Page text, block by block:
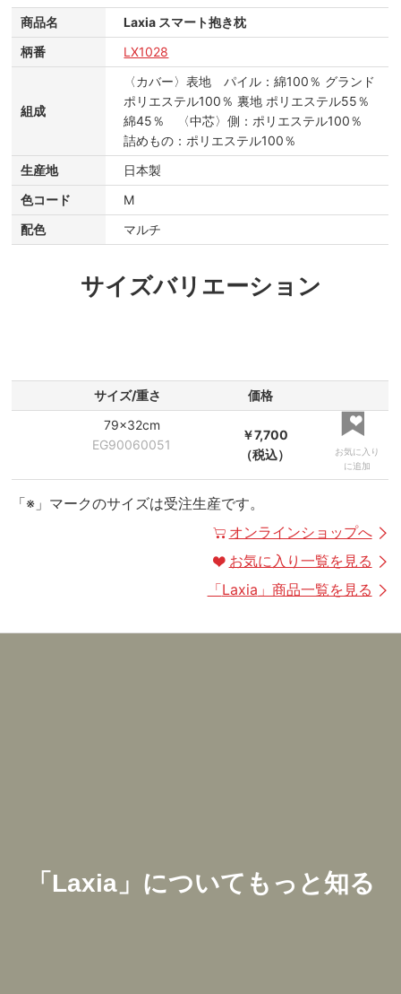
商品名
Laxia スマート抱き枕
柄番
LX1028
組成
〈カバー〉表地 パイル：綿100％ グランド
ポリエステル100％ 裏地 ポリエステル55％
綿45％ 〈中芯〉側：ポリエステル100％
詰めもの：ポリエステル100％
生産地
日本製
色コード
M
配色
マルチ
サイズバリエーション
サイズ/重さ
価格
79×32cm
EG90060051
￥7,700
（税込）
お気に入り
に追加
「※」マークのサイズは受注生産です。
オンラインショップへ
お気に入り一覧を見る
「Laxia 」商品一覧を見る
「 Laxia」についてもっと知る